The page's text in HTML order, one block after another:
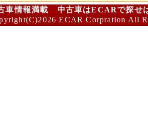
車情報満載 中古車はECARで探せ
ECAR Corpration All